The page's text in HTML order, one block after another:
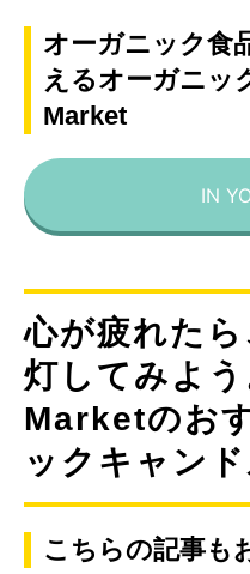
オーガニック食
えるオーガニッ
Market
IN
心が疲れた
灯してみよ
Marketのお
ックキャン
こちらの記事も